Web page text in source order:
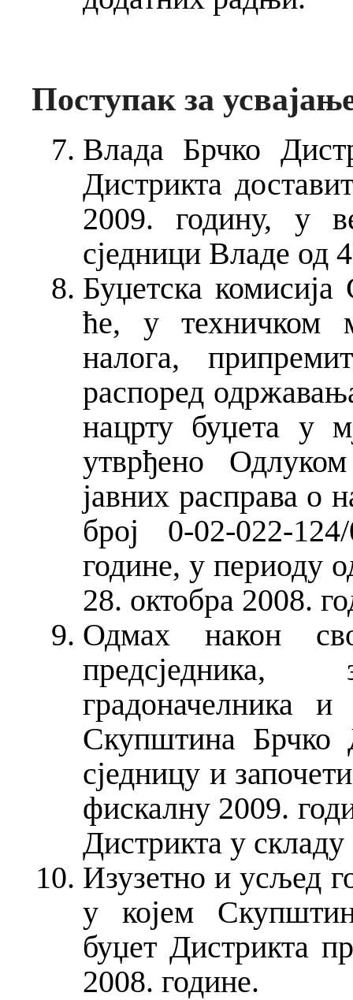
Поступак за
Влада Брчко
Дистрикта
2009. годину, у
сједници Владе од
Буџетска
ће, у техничком
налога,
распоред
нацрту буџета у
утврђено
јавних расправа о
број 0-02-022-
године, у периоду
28. октобра 2008.
Одмах након
предсједника,
градоначелника
Скупштина Брчко
сједницу и
фискалну 2009.
Дистрикта у
Изузетно и усљед
у којем
буџет Дистрикта
2008. године.